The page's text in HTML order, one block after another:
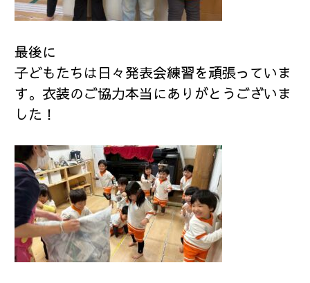
最後に
子どもたちは日々発表会練習を頑張っていま
す。衣装のご協力本当にありがとうございま
した！